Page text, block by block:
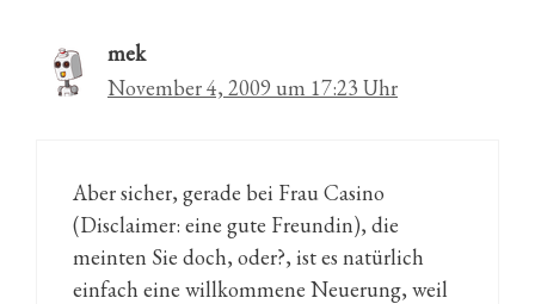
mek
November 4, 2009 um 17:23 Uhr
Aber sicher, gerade bei Frau Casino
(Disclaimer: eine gute Freundin), die
meinten Sie doch, oder?, ist es natürlich
einfach eine willkommene Neuerung, weil